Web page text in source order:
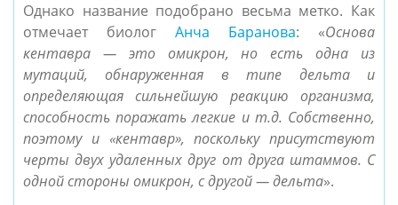
Однако название подобрано весьма метко. Как
отмечает биолог Анча Баранова: «Основа
кентавра — это омикрон, но есть одна из
мутаций, обнаруженная в типе дельта и
определяющая сильнейшую реакцию организма,
способность поражать легкие и т.д. Собственно,
поэтому и «кентавр», поскольку присутствуют
черты двух удаленных друг от друга штаммов. С
одной стороны омикрон, с другой — дельта».